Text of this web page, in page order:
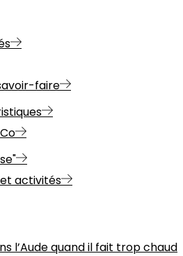
faire
activités
l’Aude quand il fait trop chaud